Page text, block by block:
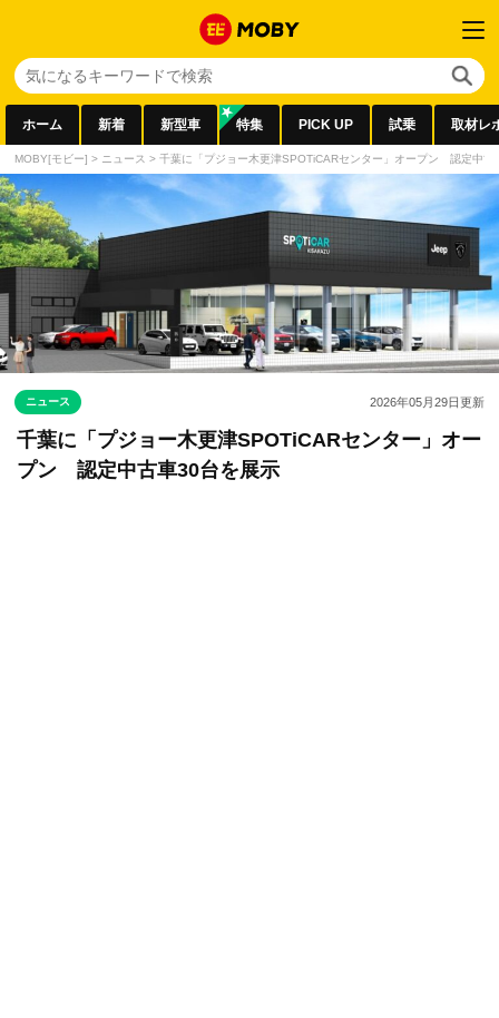
ホーム 新着 新型車 特集 PICK UP 試乗 取材レ
MOBY[モビー] > ニュース > 千葉に「プジョー木更津SPOTiCARセンター」オープン 認定中
ニュース 2026年05月29日更新
千葉に「プジョー木更津SPOTiCARセンター」オー
プン 認定中古車30台を展示